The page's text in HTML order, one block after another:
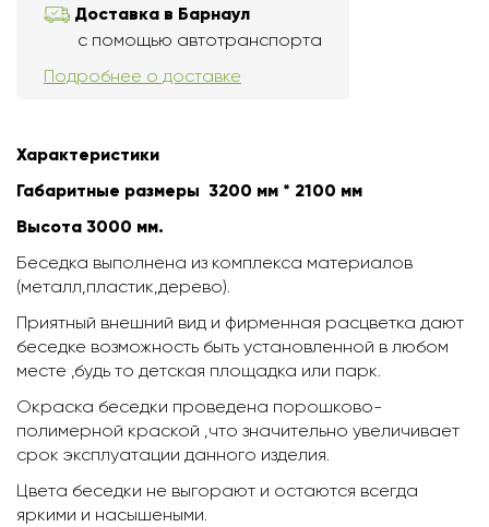
Доставка в Барнаул
с помощью автотранспорта
Подробнее о доставке
Характеристики
Габаритные размеры 3200 мм * 2100 мм
Высота 3000 мм.
Беседка выполнена из комплекса материалов
(металл,пластик,дерево).
Приятный внешний вид и фирменная расцветка дают
беседке возможность быть установленной в любом
месте ,будь то детская площадка или парк.
Окраска беседки проведена порошково-
полимерной краской ,что значительно увеличивает
срок эксплуатации данного изделия.
Цвета беседки не выгорают и остаются всегда
яркими и насышеными.